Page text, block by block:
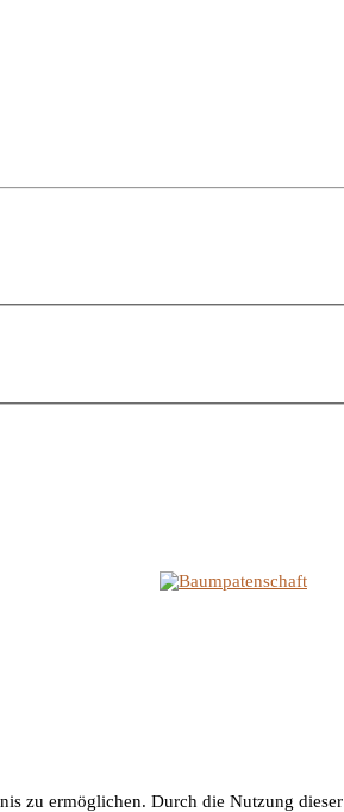
zu ermöglichen. Durch die Nutzung